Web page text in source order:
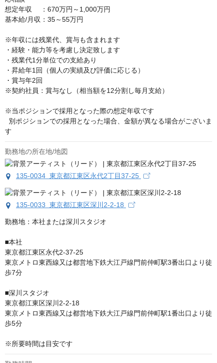
想定年収　 ：670万円～1,000万円
基本給/月収：35～55万円
※年収には残業代、賞与も含まれます
・経験・能力等を考慮し決定致します
・残業代1分単位での支給あり
・昇給年1回（個人の実績及び評価に応じる）
・賞与年2回
※契約社員：賞与なし（相当額を12分割し毎月支給）
※当ポジションで採用となった際の想定年収です
す
勤務地の所在地/地図
135-0034 東京都江東区永代2丁目37-25
135-0033 東京都江東区深川2-2-18
勤務地：本社または深川スタジオ
■本社
東京都江東区永代2-37-25
東京メトロ東西線又は都営地下鉄大江戸線門前仲町駅3番出口より徒
歩7分
■深川スタジオ
東京都江東区深川2-2-18
東京メトロ東西線又は都営地下鉄大江戸線門前仲町駅1番出口より徒
歩5分
※所要時間は目安です